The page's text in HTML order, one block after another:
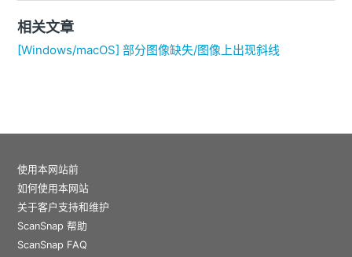
相关文章
[Windows/macOS] 部分图像缺失/图像上出现斜线
使用本网站前
如何使用本网站
关于客户支持和维护
ScanSnap 帮助
ScanSnap FAQ